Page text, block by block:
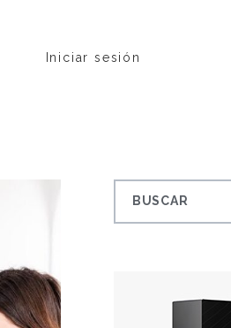
Iniciar sesión